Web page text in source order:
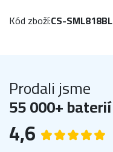
Kód zboží:CS-SML818BL
Prodali jsme
55 000+ baterií
4,6